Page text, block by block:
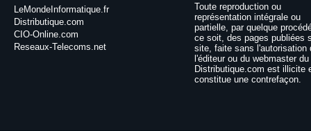
LeMondeInformatique.fr
Distributique.com
CIO-Online.com
Reseaux-Telecoms.net
Toute reproduction ou
représentation intégrale ou
partielle, par quelque
ce soit, des pages publiées
site, faite sans l'autorisation
l'éditeur ou du webmaster
Distributique.com est illicite
constitue une contrefaçon.